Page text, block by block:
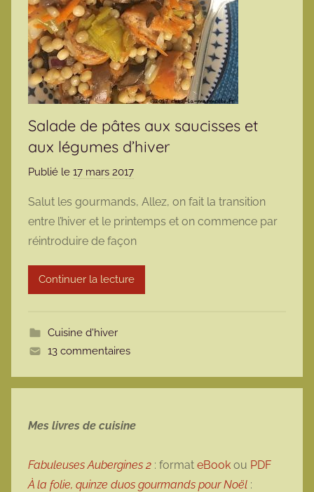
Salade de pâtes aux saucisses et
aux légumes d’hiver
Publié le 17 mars 2017
r
m
a
r
m
Salut les gourmands, Allez, on fait la transition
entre l’hiver et le printemps et on commence par
réintroduire de façon
Continuer la lecture
Cuisine d'hiver
13 commentaires
Mes livres de cuisine
Fabuleuses Aubergines 2 : format eBook ou PDF
À la folie, quinze duos gourmands pour Noël :